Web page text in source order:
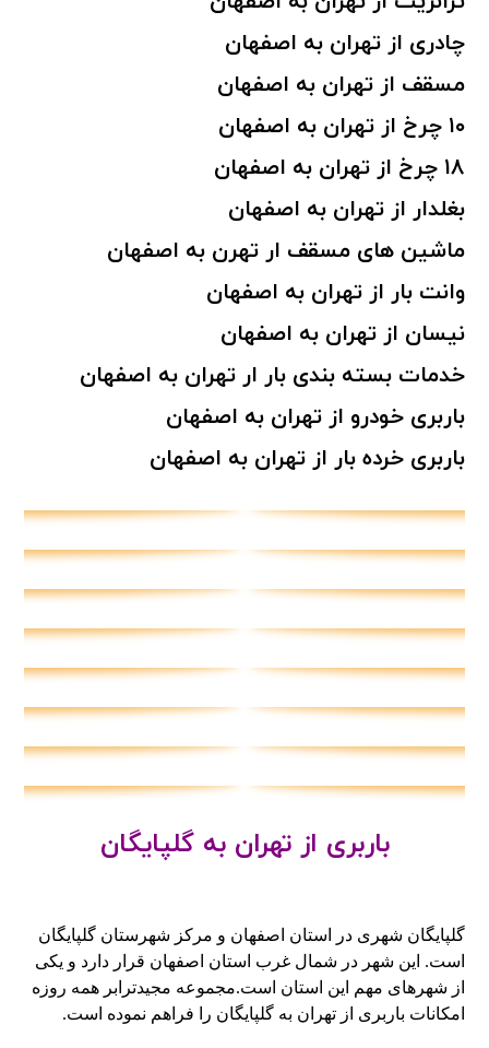
چادری از تهران به اصفهان
مسقف از تهران به اصفهان
۱۰ چرخ از تهران به اصفهان
۱۸ چرخ از تهران به اصفهان
بغلدار از تهران به اصفهان
ماشین های مسقف ار تهرن به اصفهان
وانت بار از تهران به اصفهان
نیسان از تهران به اصفهان
خدمات بسته بندی بار ار تهران به اصفهان
باربری خودرو از تهران به اصفهان
باربری خرده بار از تهران به اصفهان
باربری از تهران به گلپایگان
گلپایگان شهری در استان اصفهان و مرکز شهرستان گلپایگان
است. این شهر در شمال غرب استان اصفهان قرار دارد و یکی
از شهرهای مهم این استان است.مجموعه مجیدترابر همه روزه
امکانات باربری از تهران به گلپایگان را فراهم نموده است.